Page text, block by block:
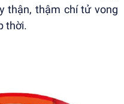
thận, thậm chí tử vong
thời.